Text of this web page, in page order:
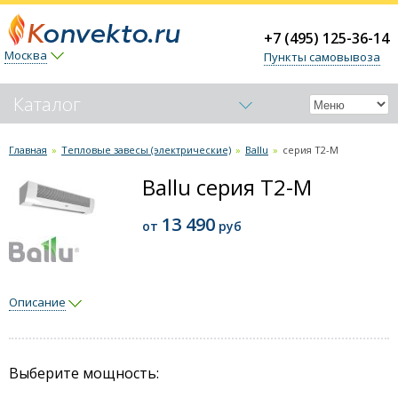
Москва
+7 (495) 125-36-14
Пункты самовывоза
Каталог
Тепловые пушки
Тепловые завесы (электрические)
серия S2
Ballu BHC-L08-T03
Главная » Тепловые завесы (электрические) » Ballu » серия T2-M
Ballu серия T2-M
от 13 490руб
Описание
Выберите мощность: